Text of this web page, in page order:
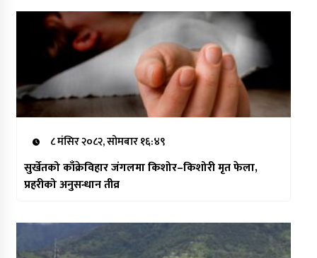
८ मंसिर २०८२, सोमबार १६:४९
सुर्खेतको काँक्रेविहार जंगलमा किशोर–किशोरी मृत फेला,
प्रहरीको अनुसन्धान तीव्र